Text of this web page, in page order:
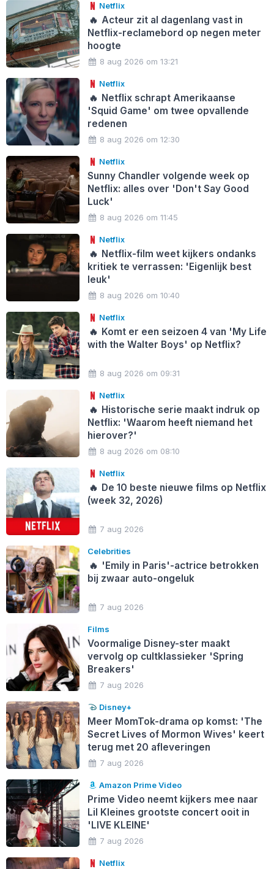
Netflix
🔥 Acteur zit al dagenlang vast in
Netflix-reclamebord op negen meter
hoogte
8 aug 2026 om 13:21
Netflix
🔥 Netflix schrapt Amerikaanse
'Squid Game' om twee opvallende
redenen
8 aug 2026 om 12:30
Netflix
Sunny Chandler volgende week op
Netflix: alles over 'Don't Say Good
Luck'
8 aug 2026 om 11:45
Netflix
🔥 Netflix-film weet kijkers ondanks
kritiek te verrassen: 'Eigenlijk best
leuk'
8 aug 2026 om 10:40
Netflix
🔥 Komt er een seizoen 4 van 'My Life
with the Walter Boys' op Netflix?
8 aug 2026 om 09:31
Netflix
🔥 Historische serie maakt indruk op
Netflix: 'Waarom heeft niemand het
hierover?'
8 aug 2026 om 08:10
Netflix
🔥 De 10 beste nieuwe films op Netflix
(week 32, 2026)
7 aug 2026
Celebrities
🔥 'Emily in Paris'-actrice betrokken
bij zwaar auto-ongeluk
7 aug 2026
Films
Voormalige Disney-ster maakt
vervolg op cultklassieker 'Spring
Breakers'
7 aug 2026
Disney+
Meer MomTok-drama op komst: 'The
Secret Lives of Mormon Wives' keert
terug met 20 afleveringen
7 aug 2026
Amazon Prime Video
Prime Video neemt kijkers mee naar
Lil Kleines grootste concert ooit in
'LIVE KLEINE'
7 aug 2026
Netflix